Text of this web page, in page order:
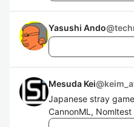
Yasushi Ando@
Mesuda Kei@
Japanese stray
CannonML, Nomltest